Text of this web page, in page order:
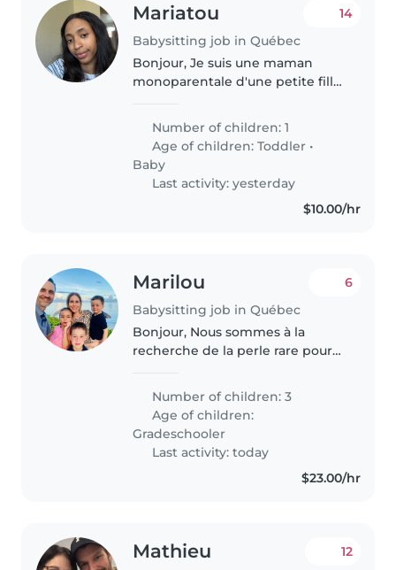
Mariatou️
Babysitting job in Québec
14
Bonjour, Je suis une maman
monoparentale d'une petite fille
sommes une petite famille
calme, respectueuse et facile à
vivre. Je recherche une
personne..
Number of children: 1
Age of children:Toddler •
Baby
Last activity: yesterday
$10.00/hr
Marilou
Babysitting job in Québec
6
Bonjour, Nous sommes à la
recherche de la perle rare pour
parents avec un horaire
professionnel chargé qui avons
besoin d'un..
Number of children: 3
Age of children:
Gradeschooler
Last activity: today
$23.00/hr
Mathieu 12